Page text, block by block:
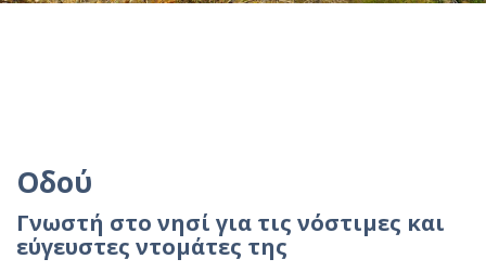
Οδού
Γνωστή στο νησί για τις νόστιμες και
εύγευστες ντομάτες της